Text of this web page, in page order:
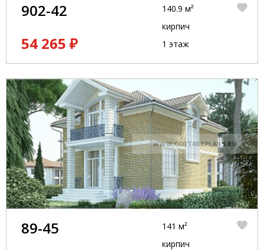
902-42
54 265 ₽
140.9 м²
кирпич
1 этаж
89-45
141 м²
кирпич